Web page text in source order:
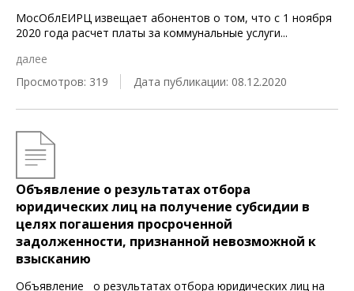
МосОблЕИРЦ извещает абонентов о том, что с 1 ноября
2020 года расчет платы за коммунальные услуги...
далее
Просмотров: 319
Дата публикации: 08.12.2020
Объявление о результатах отбора
юридических лиц на получение субсидии в
целях погашения просроченной
задолженности, признанной невозможной к
взысканию
Объявление о результатах отбора юридических лиц на